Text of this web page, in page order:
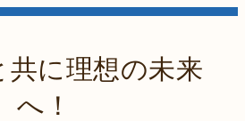
共に理想の未来
へ！